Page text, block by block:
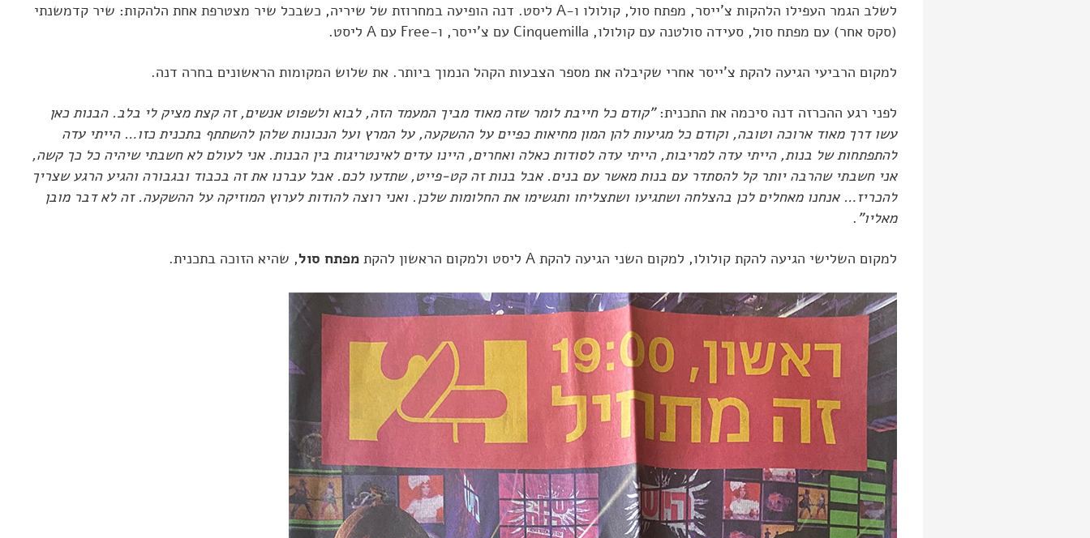
לשלב הגמר העפילו הלהקות צ'ייסר, מפתח סול, קולולו ו-A ליסט. דנה הופיעה במחרוזת של שיריה, כשבכל שיר מצטרפת אחת הלהקות: שיר קדמשנתי
(סקס אחר) עם מפתח סול, סעידה סולטנה עם קולולו, Cinquemilla עם צ'ייסר, ו-Free עם A ליסט.
למקום הרביעי הגיעה להקת צ'ייסר אחרי שקיבלה את מספר הצבעות הקהל הנמוך ביותר. את שלוש המקומות הראשונים בחרה דנה.
לפני רגע ההכרזה דנה סיכמה את התכנית:"קודם כל חייבת לומר שזה מאוד מביך המעמד הזה, לבוא ולשפוט אנשים, זה קצת מציק לי בלב. הבנות כאן
עשו דרך מאוד ארוכה וטובה, וקודם כל מגיעות להן המון מחיאות כפיים על ההשקעה, על המרץ ועל הנכונות שלהן להשתתף בתכנית כזו… הייתי עדה
להתפתחות של בנות, הייתי עדה למריבות, הייתי עדה לסודות כאלה ואחרים, היינו עדים לאינטריגות בין הבנות. אני לעולם לא חשבתי שיהיה כל כך קשה,
אני חשבתי שהרבה יותר קל להסתדר עם בנות מאשר עם בנים. אבל בנות זה קט-פייט, שתדעו לכם. אבל עברנו את זה בכבוד ובגבורה והגיע הרגע שצריך
להכריז… אנחנו מאחלים לכן בהצלחה ושתגיעו ושתצליחו ותגשימו את החלומות שלכן. ואני רוצה להודות לערוץ המוזיקה על ההשקעה. זה לא דבר מובן
מאליו" .
למקום השלישי הגיעה להקת קולולו, למקום השני הגיעה להקת A ליסט ולמקום הראשון להקת מפתח סול, שהיא הזוכה בתכנית.